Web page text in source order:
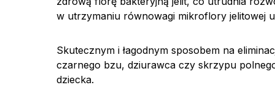
w utrzymaniu równowagi mikroflory jelitowej
Skutecznym i łagodnym sposobem na
czarnego bzu, dziurawca czy skrzypu
dziecka.